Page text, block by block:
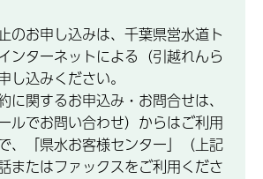
のお申し込みは、千葉県営水道ト
ンターネットによる（引越れんら
し込みください。
に関するお申込み・お問合せは、
ルでお問い合わせ）からはご利用
、「県水お客様センター」（上記
またはファックスをご利用くださ